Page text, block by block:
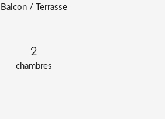
Balcon / Terrasse
chambres
2